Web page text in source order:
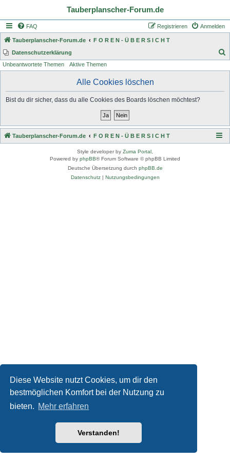
Diese Website nutzt Cookies, um dir den
bestmöglichen Komfort bei der Nutzung zu
bieten. Mehr erfahren
Verstanden!
Tauberplanscher-Forum.de
FAQ Anmelden
Registrieren
Tauberplanscher-Forum.de
F O R E N - Ü B E R S I C H T
Datenschutzerklärung
Unbeantwortete Themen Aktive Themen
Alle Cookies löschen
Bist du dir sicher, dass du alle Cookies des Boards löschen möchtest?
Tauberplanscher-Forum.de F O R E N - Ü B E R S I C H T
Style developer by Zuma Portal
Powered by phpBB® Forum Software © phpBB Limited
Deutsche Übersetzung durch phpBB.de
Datenschutz| Nutzungsbedingungen